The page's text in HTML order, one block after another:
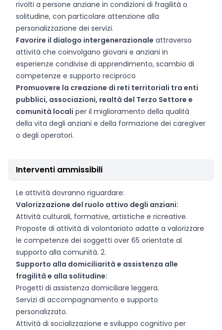
rivolti a persone anziane in condizioni di fragilità o
solitudine, con particolare attenzione alla
personalizzazione dei servizi.
Favorire il dialogo intergenerazionale attraverso
attività che coinvolgano giovani e anziani in
esperienze condivise di apprendimento, scambio di
competenze e supporto reciproco
Promuovere la creazione di reti territoriali tra enti
pubblici, associazioni, realtà del Terzo Settore e
comunità locali per il miglioramento della qualità
della vita degli anziani e della formazione dei caregiver
o degli operatori.
Interventi ammissibili
Le attività dovranno riguardare:
Valorizzazione del ruolo attivo degli anziani:
Attività culturali, formative, artistiche e ricreative.
Proposte di attività di volontariato adatte a valorizzare
le competenze dei soggetti over 65 orientate al
supporto alla comunità. 2.
Supporto alla domiciliarità e assistenza alle
fragilità e alla solitudine:
Progetti di assistenza domiciliare leggera.
Servizi di accompagnamento e supporto
personalizzato.
Attività di socializzazione e sviluppo cognitivo per